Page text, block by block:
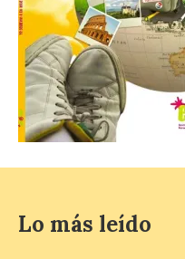
[…]
El Gobierno de
lanza un visor
localizar y
eclipse solar del
Se trata
Lo más leído